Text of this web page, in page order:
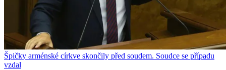
Špičky arménské církve skončily před soudem. Soudce se případu
vzdal